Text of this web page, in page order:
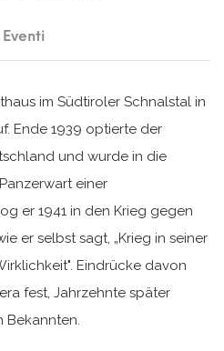
Eventi
im Südtiroler Schnalstal in
Ende 1939 optierte der
und wurde in die
einer
er 1941 in den Krieg gegen
er selbst sagt, „Krieg in seiner
Eindrücke davon
fest, Jahrzehnte später
Bekannten.